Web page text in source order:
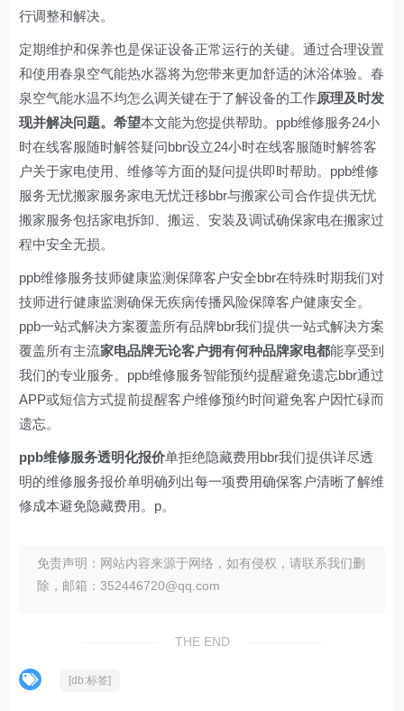
行调整和解决。
定期维护和保养也是保证设备正常运行的关键。通过合理设置
和使用春泉空气能热水器将为您带来更加舒适的沐浴体验。春
泉空气能水温不均怎么调关键在于了解设备的工作原理及时发
现并解决问题。希望本文能为您提供帮助。ppb维修服务24小
时在线客服随时解答疑问bbr设立24小时在线客服随时解答客
户关于家电使用、维修等方面的疑问提供即时帮助。ppb维修
服务无忧搬家服务家电无忧迁移bbr与搬家公司合作提供无忧
搬家服务包括家电拆卸、搬运、安装及调试确保家电在搬家过
程中安全无损。
ppb维修服务技师健康监测保障客户安全bbr在特殊时期我们对
技师进行健康监测确保无疾病传播风险保障客户健康安全。
ppb一站式解决方案覆盖所有品牌bbr我们提供一站式解决方案
覆盖所有主流家电品牌无论客户拥有何种品牌家电都能享受到
我们的专业服务。ppb维修服务智能预约提醒避免遗忘bbr通过
APP或短信方式提前提醒客户维修预约时间避免客户因忙碌而
遗忘。
ppb维修服务透明化报价单拒绝隐藏费用bbr我们提供详尽透
明的维修服务报价单明确列出每一项费用确保客户清晰了解维
修成本避免隐藏费用。p。
免责声明：网站内容来源于网络，如有侵权，请联系我们删
除，邮箱：352446720@qq.com
THE END
[db:标签]